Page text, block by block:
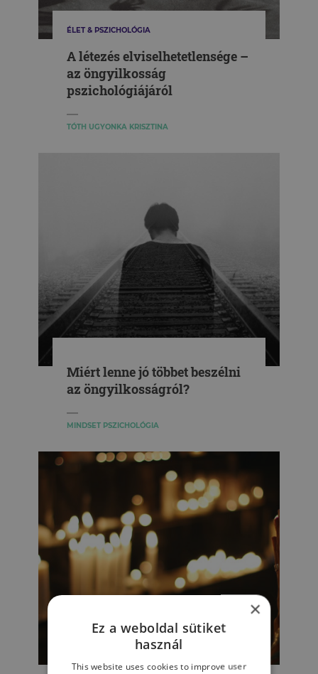
ÉLET & PSZICHOLÓGIA
A létezés elviselhetetlensége –
az öngyilkosság
pszichológiájáról
TÓTH UGYONKA KRISZTINA
Miért lenne jó többet beszélni
az öngyilkosságról?
MINDSET PSZICHOLÓGIA
×
Ez a weboldal sütiket
használ
This website uses cookies to improve user